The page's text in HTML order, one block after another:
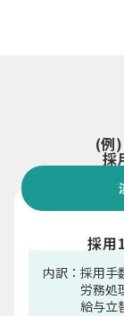
(例
採
採用
内訳： 採用手
労務処
給与立